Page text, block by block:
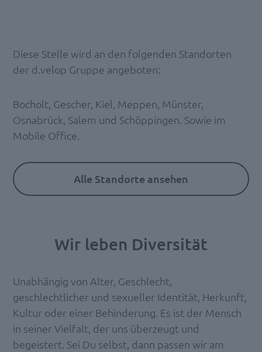
Diese Stelle wird an den folgenden Standorten
der d.velop Gruppe angeboten:
Bocholt, Gescher, Kiel, Meppen, Münster,
Osnabrück, Salem und Schöppingen. Sowie im
Mobile Office.
Alle Standorte ansehen
Wir leben Diversität
Unabhängig von Alter, Geschlecht,
geschlechtlicher und sexueller Identität, Herkunft,
Kultur oder einer Behinderung. Es ist der Mensch
in seiner Vielfalt, der uns überzeugt und
begeistert. Sei Du selbst, dann passen wir am